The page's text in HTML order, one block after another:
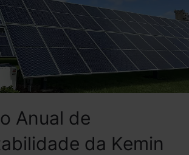
Anual de
da Kemin